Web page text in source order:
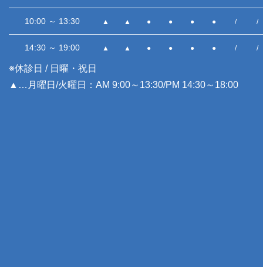
10:00 ～ 13:30 ▲ ▲ ● ● ● ● / /
14:30 ～ 19:00 ▲ ▲ ● ● ● ● / /
※休診日 / 日曜・祝日
▲…月曜日/火曜日：AM 9:00～13:30/PM 14:30～18:00